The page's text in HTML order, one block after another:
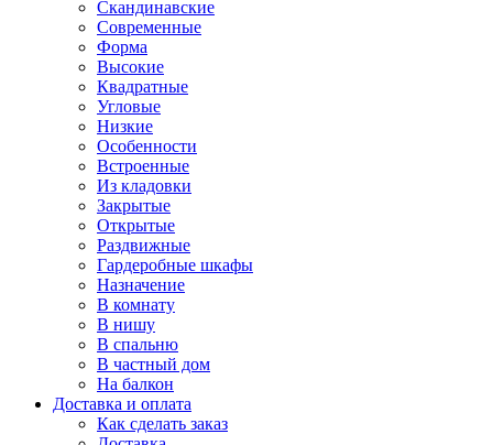
Скандинавские
Современные
Форма
Высокие
Квадратные
Угловые
Низкие
Особенности
Встроенные
Из кладовки
Закрытые
Открытые
Раздвижные
Гардеробные шкафы
Назначение
В комнату
В нишу
В спальню
В частный дом
На балкон
Доставка и оплата
Как сделать заказ